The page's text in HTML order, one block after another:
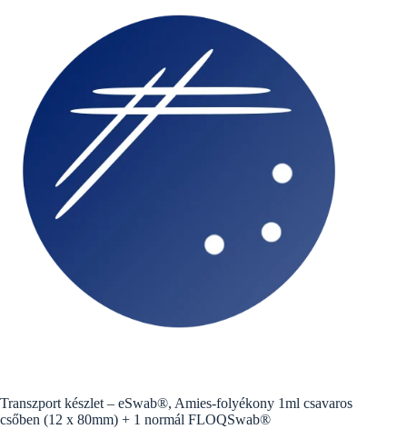
Transzport készlet – eSwab®, Amies-folyékony 1ml csavaros
csőben (12 x 80mm) + 1 normál FLOQSwab®